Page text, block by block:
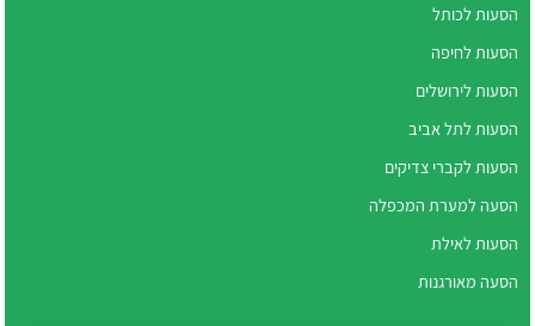
הסעות לכותל
הסעות לחיפה
הסעות לירושלים
הסעות לתל אביב
הסעות לקברי צדיקים
הסעה למערת המכפלה
הסעות לאילת
הסעה מאורגנות